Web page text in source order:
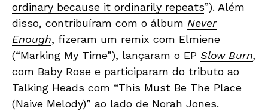
ordinary because it ordinarily repeats”). Além
disso, contribuíram com o álbum Never
Enough, fizeram um remix com Elmiene
(“Marking My Time”), lançaram o EP Slow Burn,
com Baby Rose e participaram do tributo ao
Talking Heads com “This Must Be The Place
(Naive Melody)” ao lado de Norah Jones.